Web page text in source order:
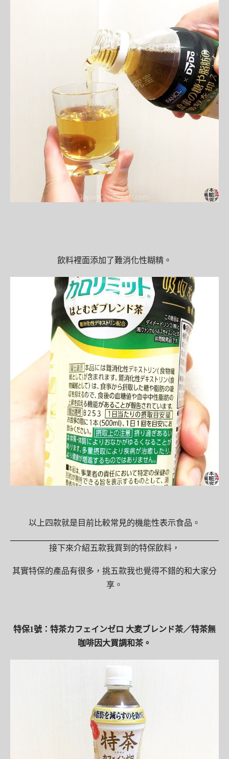
飲料裡面添加了難消化性糊精。
以上四款就是目前比較常見的機能性表示食品。
接下來介紹五款我買到的特保飲料，
其實特保的產品有很多，挑五款我也覺得不錯的和大家分
享。
特保1號：特茶カフェインゼロ 大麦ブレンド茶／特茶無
咖啡因大買調和茶。